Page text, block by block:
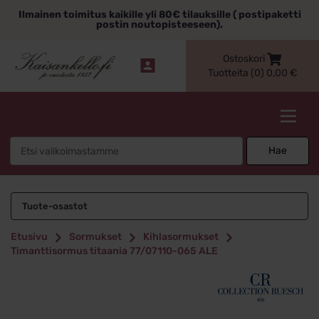
sisältöönIlmainen toimitus kaikille yli 80€ tilauksille ( postipaketti
postin noutopisteeseen).
Ostoskori
Tuotteita (0) 0,00 €
Hae
Tuote-osastot
Etusivu Sormukset
Kihlasormukset
Timanttisormus titaania 77/07110-065 ALE